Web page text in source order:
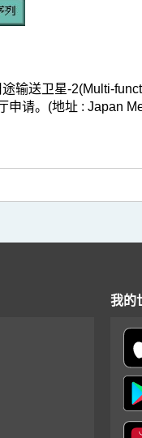
输送卫星-2(Multi-
请。(地址 : Japan
我的